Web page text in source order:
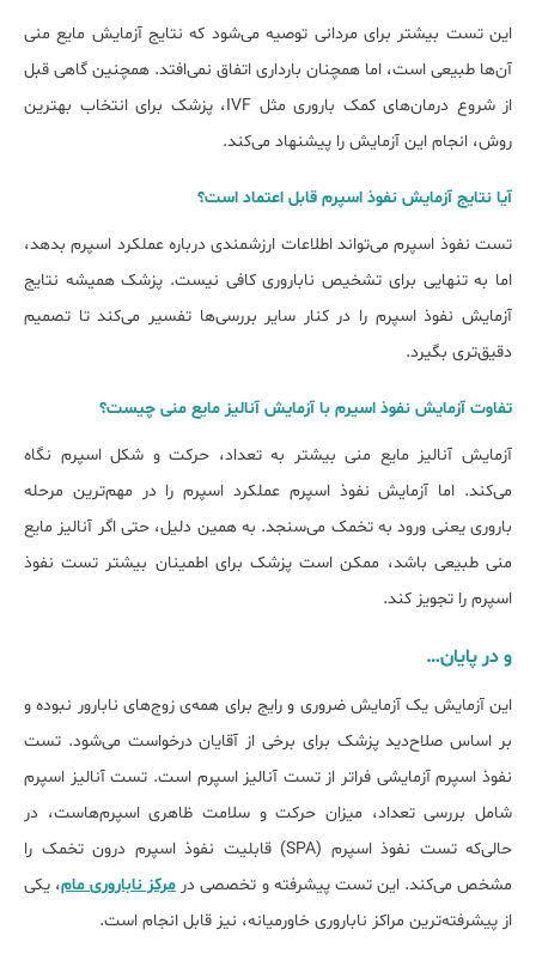
این تست بیشتر برای مردانی توصیه می‌شود که نتایج آزمایش مایع منی
آن‌ها طبیعی است، اما همچنان بارداری اتفاق نمی‌افتد. همچنین گاهی قبل
از شروع درمان‌های کمک ‌باروری مثل IVF، پزشک برای انتخاب بهترین
روش، انجام این آزمایش را پیشنهاد می‌کند.
آیا نتایج آزمایش نفوذ اسپرم قابل اعتماد است؟
تست نفوذ اسپرم می‌تواند اطلاعات ارزشمندی درباره عملکرد اسپرم بدهد،
اما به تنهایی برای تشخیص ناباروری کافی نیست. پزشک همیشه نتایج
آزمایش نفوذ اسپرم را در کنار سایر بررسی‌ها تفسیر می‌کند تا تصمیم
دقیق‌تری بگیرد.
تفاوت آزمایش نفوذ اسیرم با آزمایش آنالیز مایع منی چیست؟
آزمایش آنالیز مایع منی بیشتر به تعداد، حرکت و شکل اسپرم نگاه
می‌کند. اما آزمایش نفوذ اسپرم عملکرد اسپرم را در مهم‌ترین مرحله
‌باروری یعنی ورود به تخمک می‌سنجد. به همین دلیل، حتی اگر آنالیز مایع
منی طبیعی باشد، ممکن است پزشک برای اطمینان بیشتر تست نفوذ
اسپرم را تجویز کند.
و در پایان…
این آزمایش یک آزمایش ضروری و رایج برای همه‌ی زوج‌های نابارور نبوده و
بر اساس صلاح‌دید پزشک برای برخی از آقایان درخواست می‌شود. تست
نفوذ اسپرم آزمایشی فراتر از تست آنالیز اسپرم است. تست آنالیز اسپرم
شامل بررسی تعداد، میزان حرکت و سلامت ظاهری اسپرم‌هاست، در
حالی‌که تست نفوذ اسپرم (SPA) قابلیت نفوذ اسپرم درون تخمک را
مشخص می‌کند. این تست پیشرفته و تخصصی در مرکز ناباروری مام، یکی
از پیشرفته‌ترین مراکز ناباروری خاورمیانه، نیز قابل انجام است.